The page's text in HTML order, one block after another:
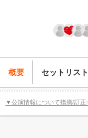
概要 セットリスト
▼公演情報について指摘/訂正